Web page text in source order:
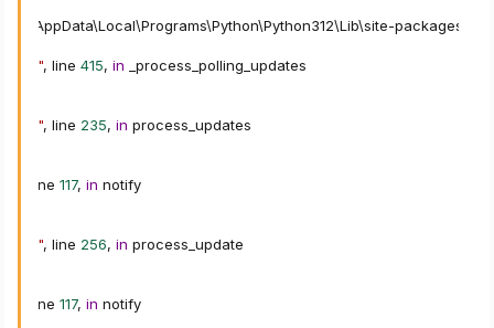
этим
-
, line 415, in _process_polling_updates
, line 235, in process_updates
line 117, in notify
, line 256, in process_update
line 117, in notify